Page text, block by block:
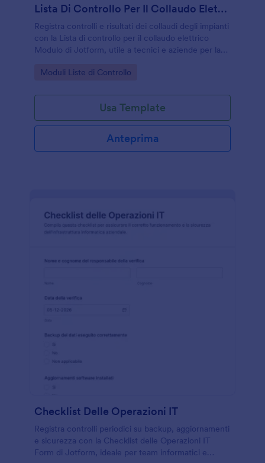
Lista Di Controllo Per Il Collaudo Elettrico
Registra controlli e risultati dei collaudi degli impianti
con la Lista di controllo per il collaudo elettrico
Modulo di Jotform, utile a tecnici e aziende per la
Go to Category:
Moduli Liste di Controllo
Usa Template
Anteprima
Checklist Delle Operazioni IT
Registra controlli periodici su backup, aggiornamenti
e sicurezza con la Checklist delle Operazioni IT
Form di Jotform, ideale per team informatici e